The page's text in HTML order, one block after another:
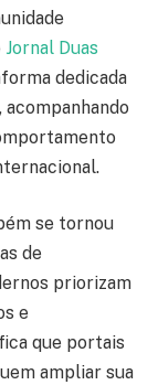
Jornal Duas
dedicada
se tornou
de
priorizam
e
que portais
ampliar sua